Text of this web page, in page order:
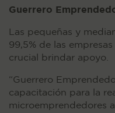
Guerrero
Las pequeñas y
99,5% de las
crucial brindar apoyo.
“Guerrero
capacitación para la
microemprendedores